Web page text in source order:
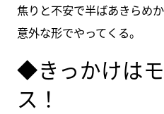
焦りと不安で半ばあきらめ
意外な形でやってくる。
◆きっかけは
ス！